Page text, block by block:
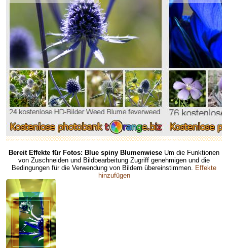
Bereit Effekte für Fotos: Blue spiny Blumenwiese Um die Funktionen
von Zuschneiden und Bildbearbeitung Zugriff genehmigen und die
Bedingungen für die Verwendung von Bildern übereinstimmen. Effekte
hinzufügen